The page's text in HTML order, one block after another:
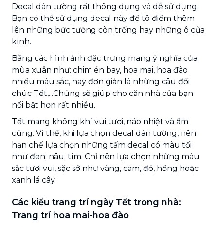
Decal dán tường rất thông dụng và dễ sử dụng.
Bạn có thể sử dụng decal này để tô điểm thêm
lên những bức tường còn trống hay những ô cửa
kính.
Bằng các hình ảnh đặc trưng mang ý nghĩa của
mùa xuân như: chim én bay, hoa mai, hoa đào
nhiều màu sắc, hay đơn giản là những câu đối
chúc Tết,...Chúng sẽ giúp cho căn nhà của bạn
nổi bật hơn rất nhiều.
Tết mang không khí vui tươi, náo nhiệt và ấm
cúng. Vì thế, khi lựa chọn decal dán tường, nên
hạn chế lựa chọn những tấm decal có màu tối
như đen; nâu; tím. Chỉ nên lựa chọn những màu
sắc tươi vui, sặc sỡ như vàng, cam, đỏ, hồng hoặc
xanh lá cây.
Các kiểu trang trí ngày Tết trong nhà:
Trang trí hoa mai-hoa đào